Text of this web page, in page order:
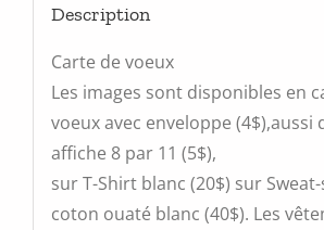
Description
Carte de voeux
Les images sont disponibles en
voeux avec enveloppe (4$),aussi
affiche 8 par 11 (5$),
sur T-Shirt blanc (20$) sur
coton ouaté blanc (40$). Les